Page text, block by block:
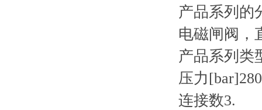
产品系列的
电磁闸阀，
产品系列类
压力[bar]280
连接数3.